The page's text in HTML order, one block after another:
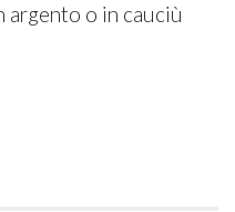
argento o in cauciù